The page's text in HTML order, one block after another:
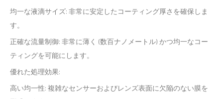
均一な液滴サイズ: 非常に安定したコーティング厚さを確保しま
す。
正確な流量制御: 非常に薄く (数百ナノメートル) かつ均一なコー
ティングを可能にします。
優れた処理効果:
高い均一性: 複雑なセンサーおよびレンズ表面に欠陥のない膜を